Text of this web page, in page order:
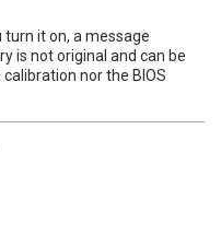
it on, a message
is not original and can be
nor the BIOS